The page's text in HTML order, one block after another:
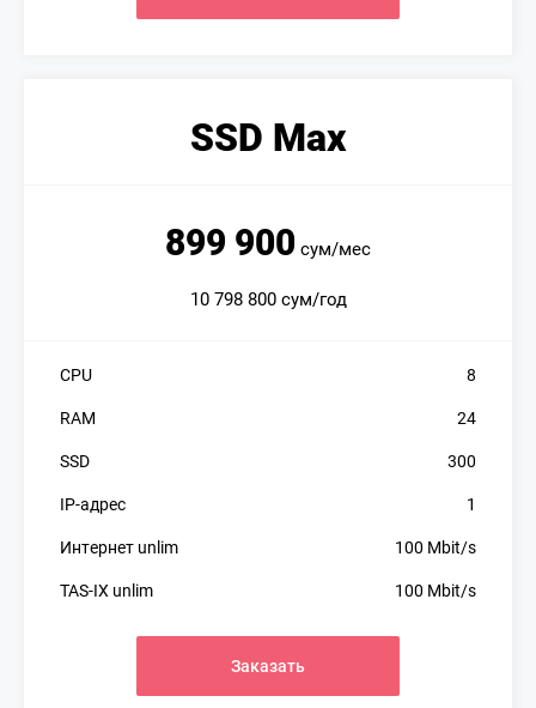
SSD Max
899 900 сум/мес
10 798 800 сум/год
CPU 8
RAM 24
SSD 300
IP-адрес 1
Интернет unlim 100 Mbit/s
TAS-IX unlim 100 Mbit/s
Заказать